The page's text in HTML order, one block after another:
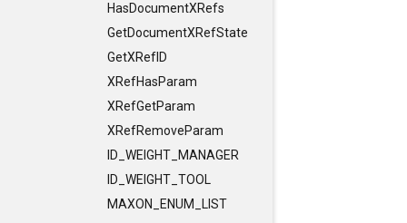
HasDocumentXRefs
GetDocumentXRefState
GetXRefID
XRefHasParam
XRefGetParam
XRefRemoveParam
ID_WEIGHT_MANAGER
ID_WEIGHT_TOOL
MAXON_ENUM_LIST